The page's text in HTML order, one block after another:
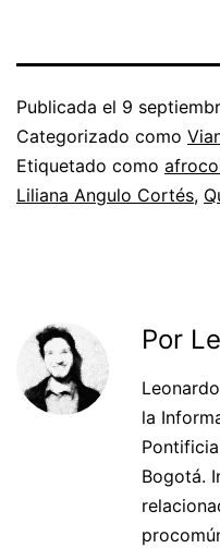
Publicada el 9
Categorizado como
Etiquetado como
Liliana Angulo Cortés,
Por
la
Bogotá.